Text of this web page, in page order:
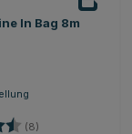
In Bag 8m
(8)